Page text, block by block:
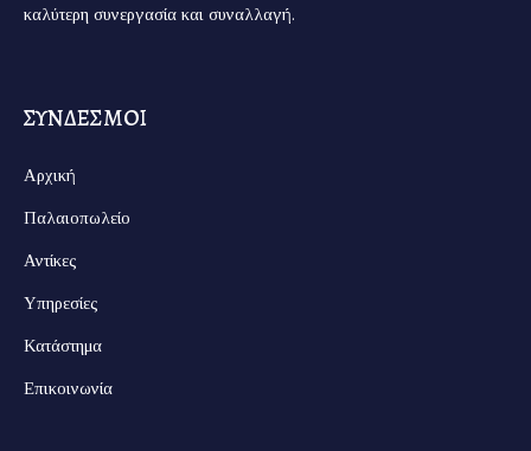
καλύτερη συνεργασία και συναλλαγή.
ΣΥΝΔΕΣΜΟΙ
Αρχική
Παλαιοπωλείο
Αντίκες
Υπηρεσίες
Κατάστημα
Επικοινωνία